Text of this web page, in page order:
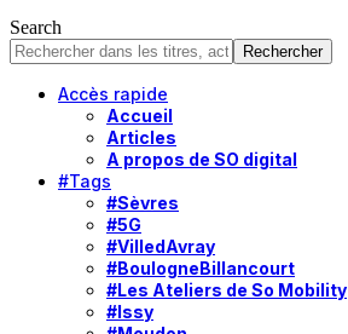
Search
Accès rapide
Accueil
Articles
A propos de SO digital
#Tags
#Sèvres
#5G
#VilledAvray
#BoulogneBillancourt
#Les Ateliers de So Mobility
#Issy